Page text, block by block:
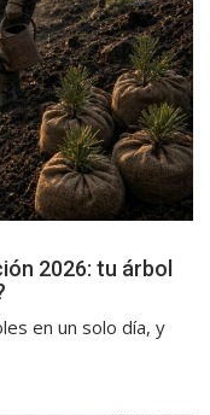
2026: tu árbol
en un solo día, y